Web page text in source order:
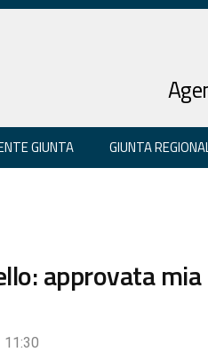
GIUNTA GIUNTA
approvata
11:30